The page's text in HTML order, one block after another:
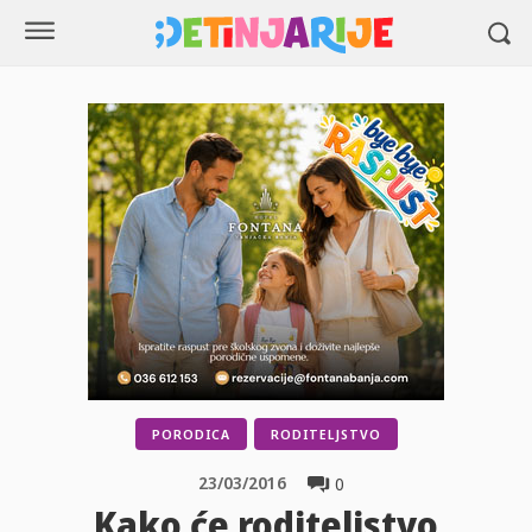
PORODICA RODITELJSTVO
0
23/03/2016